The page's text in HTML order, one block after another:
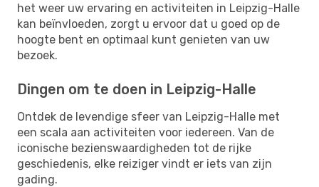
het weer uw ervaring en activiteiten in Leipzig-Halle
kan beïnvloeden, zorgt u ervoor dat u goed op de
hoogte bent en optimaal kunt genieten van uw
bezoek.
Dingen om te doen in Leipzig-Halle
Ontdek de levendige sfeer van Leipzig-Halle met
een scala aan activiteiten voor iedereen. Van de
iconische bezienswaardigheden tot de rijke
geschiedenis, elke reiziger vindt er iets van zijn
gading.